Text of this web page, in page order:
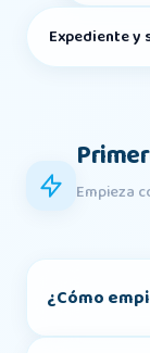
Expediente y
Empieza
¿Cómo